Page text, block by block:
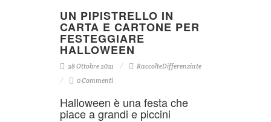
UN PIPISTRELLO IN
CARTA E CARTONE PER
FESTEGGIARE
HALLOWEEN
28 Ottobre 2021
RaccolteDifferenziate
0 Commenti
Halloween è una festa che
piace a grandi e piccini